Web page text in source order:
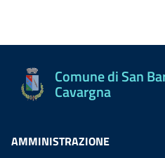
Comune di San
Cavargna
AMMINISTRAZIONE